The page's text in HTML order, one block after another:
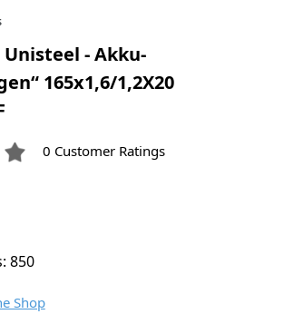
Unisteel - Akku-
165x1,6/1,2X20
0 Customer Ratings
850
Shop